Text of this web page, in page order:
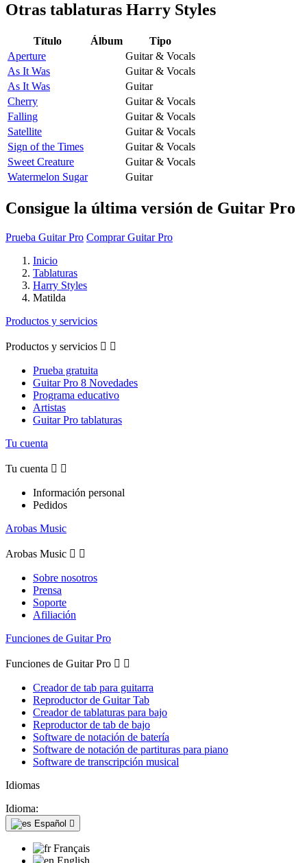
Otras tablaturas Harry Styles
Título Álbum
Tipo
Aperture
Guitar & Vocals
As It Was
Guitar & Vocals
As It Was
Guitar
Cherry
Guitar & Vocals
Falling
Guitar & Vocals
Satellite
Guitar & Vocals
Sign of the Times
Guitar & Vocals
Sweet Creature
Guitar & Vocals
Watermelon Sugar
Guitar
Consigue la última versión de Guitar Pro
Prueba Guitar Pro Comprar Guitar Pro
Inicio
Tablaturas
Harry Styles
Matilda
Productos y servicios
Productos y servicios  
Prueba gratuita
Guitar Pro 8 Novedades
Programa educativo
Artistas
Guitar Pro tablaturas
Tu cuenta
Tu cuenta  
Información personal
Pedidos
Arobas Music
Arobas Music  
Sobre nosotros
Prensa
Soporte
Afiliación
Funciones de Guitar Pro
Funciones de Guitar Pro  
Creador de tab para guitarra
Reproductor de Guitar Tab
Creador de tablaturas para bajo
Reproductor de tab de bajo
Software de notación de batería
Software de notación de partituras para piano
Software de transcripción musical
Idiomas
Idioma:
Español 
Français
English